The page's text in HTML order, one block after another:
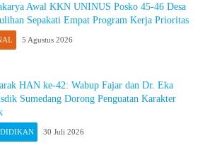
Awal KKN UNINUS Posko 45-46 Desa
Sepakati Empat Program Kerja Prioritas
5 Agustus 2026
HAN ke-42: Wabup Fajar dan Dr. Eka
Sumedang Dorong Penguatan Karakter
30 Juli 2026